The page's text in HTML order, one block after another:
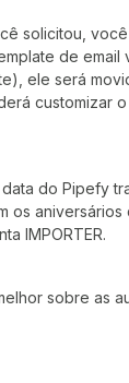
solicitou,
de
ele será
customizar
do Pipefy
os
IMPORTER.
sobre as